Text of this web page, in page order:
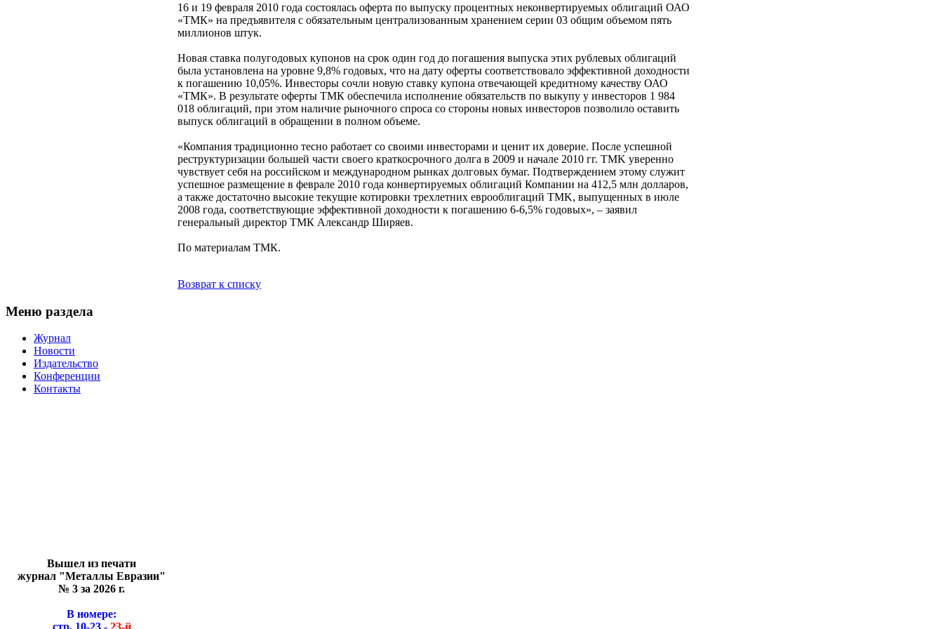
16 и 19 февраля 2010 года состоялась оферта по выпуску процентных неконвертируемых облигаций ОАО
«ТМК» на предъявителя с обязательным централизованным хранением серии 03 общим объемом пять
миллионов штук.
Новая ставка полугодовых купонов на срок один год до погашения выпуска этих рублевых облигаций
была установлена на уровне 9,8% годовых, что на дату оферты соответствовало эффективной доходности
к погашению 10,05%. Инвесторы сочли новую ставку купона отвечающей кредитному качеству ОАО
«ТМК». В результате оферты ТМК обеспечила исполнение обязательств по выкупу у инвесторов 1 984
018 облигаций, при этом наличие рыночного спроса со стороны новых инвесторов позволило оставить
выпуск облигаций в обращении в полном объеме.
«Компания традиционно тесно работает со своими инвесторами и ценит их доверие. После успешной
реструктуризации большей части своего краткосрочного долга в 2009 и начале 2010 гг. TMK уверенно
чувствует себя на российском и международном рынках долговых бумаг. Подтверждением этому служит
успешное размещение в феврале 2010 года конвертируемых облигаций Компании на 412,5 млн долларов,
а также достаточно высокие текущие котировки трехлетних еврооблигаций TMK, выпущенных в июле
2008 года, соответствующие эффективной доходности к погашению 6-6,5% годовых», – заявил
генеральный директор ТМК Александр Ширяев.
По материалам ТМК.
Возврат к списку
Меню раздела
Журнал
Новости
Издательство
Конференции
Контакты
Вышел из печати
журнал "Металлы Евразии"
№ 3 за 2026 г.
В номере: